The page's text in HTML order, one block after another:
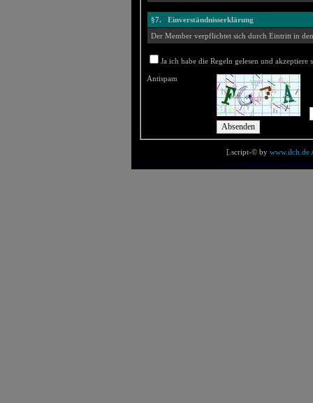
§7. Einverständnisserklärung
Der Member verpflichtet sich durch Eintritt in
Ja ich habe die Regeln gelesen und akzeptiere
Antispam
[.script-© by www.ilch.de/